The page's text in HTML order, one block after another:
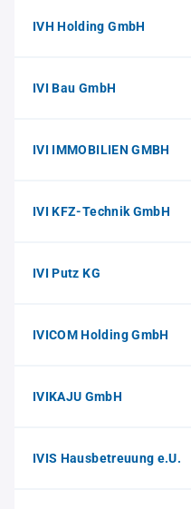
IVH Holding GmbH
IVI Bau GmbH
IVI IMMOBILIEN GMBH
IVI KFZ-Technik GmbH
IVI Putz KG
IVICOM Holding GmbH
IVIKAJU GmbH
IVIS Hausbetreuung e.U.